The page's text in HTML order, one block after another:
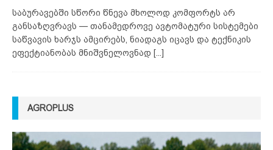
საბურავებში სწორი წნევა მხოლოდ კომფორტს არ
განსაზღვრავს — თანამედროვე ავტომატური სისტემები
საწვავის ხარჯს ამცირებს, ნიადაგს იცავს და ტექნიკის
ეფექტიანობას მნიშვნელოვნად [...]
AGROPLUS